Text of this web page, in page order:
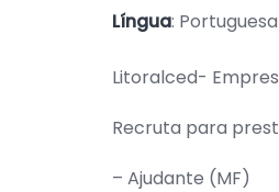
Língua: Portuguesa
Litoralced-
Recruta para
– Ajudante (MF)